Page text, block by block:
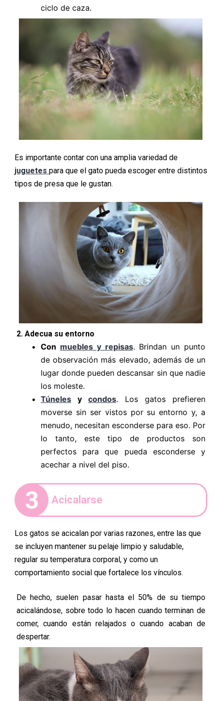
ciclo de caza.
Es importante contar con una amplia variedad de
juguetes para que el gato pueda escoger entre distintos
tipos de presa que le gustan.
2. Adecua su entorno
Con muebles y repisas. Brindan un punto
de observación más elevado, además de un
lugar donde pueden descansar sin que nadie
los moleste.
Túneles
y condos. Los gatos prefieren
moverse sin ser vistos por su entorno y, a
menudo, necesitan esconderse para eso. Por
lo tanto, este tipo de productos son
perfectos para que pueda esconderse y
acechar a nivel del piso.
3 Acicalarse
Los gatos se acicalan por varias razones, entre las que
se incluyen mantener su pelaje limpio y saludable,
regular su temperatura corporal, y como un
comportamiento social que fortalece los vínculos.
De hecho, suelen pasar hasta el 50% de su tiempo
acicalándose, sobre todo lo hacen cuando terminan de
comer, cuando están relajados o cuando acaban de
despertar.